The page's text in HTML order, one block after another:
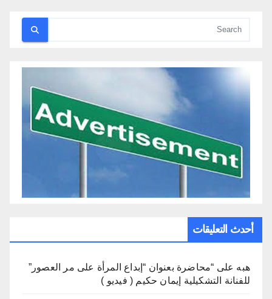
أحدث التعليقات
هبه على “محاضرة بعنوان “إبداع المرأة على مر العصور”
للفنانة التشكيلية إيمان حكيم ( فيديو )